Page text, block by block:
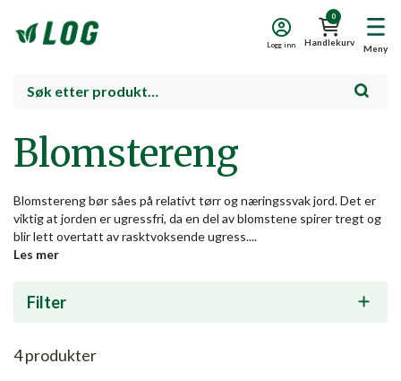
Meny
0
Handlekurv
Logg inn
Blomstereng
Blomstereng bør såes på relativt tørr og næringssvak jord. Det er
viktig at jorden er ugressfri, da en del av blomstene spirer tregt og
blir lett overtatt av rasktvoksende ugress....
Les mer
Filter
4produkter